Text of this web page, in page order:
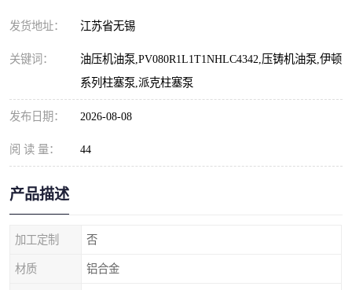
发货地址： 江苏省无锡
关键词：
油压机油泵,PV080R1L1T1NHLC4342,压铸机油泵,伊顿
系列柱塞泵,派克柱塞泵
发布日期： 2026-08-08
阅 读 量： 44
产品描述
加工定制 否
材质 铝合金